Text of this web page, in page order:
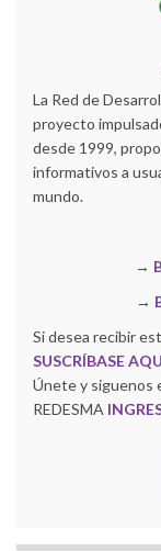
La Red de
proyecto
desde 1999,
informativos a
mundo.
→
→
Si desea recibir
SUSCRÍBASE
Únete y siguenos
REDESMA